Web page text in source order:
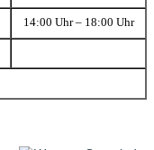
14:00 Uhr – 18:00 Uhr